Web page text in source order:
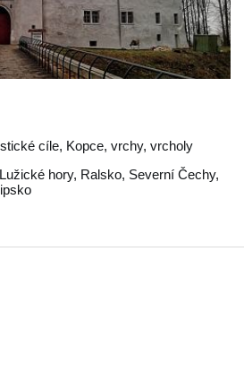
cíle, Kopce, vrchy, vrcholy
Lužické hory, Ralsko, Severní Čechy,